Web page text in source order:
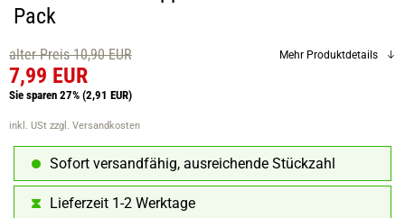
Pack
alter Preis 10,90 EUR
7,99 EUR
Sie sparen 27% (2,91 EUR)
inkl. USt zzgl. Versandkosten
Mehr Produktdetails
Sofort versandfähig, ausreichende Stückzahl
Lieferzeit 1-2 Werktage